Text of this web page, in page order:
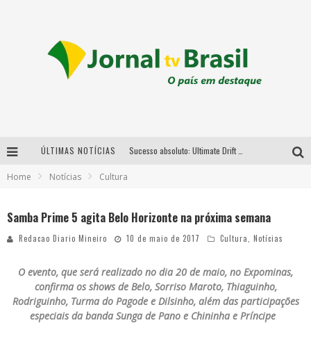
ÚLTIMAS NOTÍCIAS
Home Notícias Cultura
Samba Prime 5 agita Belo Horizonte na próxima semana
Redacao Diario Mineiro 10 de maio de 2017 Cultura Notícias
O evento, que será realizado no dia 20 de maio, no Expominas,
confirma os shows de Belo, Sorriso Maroto, Thiaguinho,
Rodriguinho, Turma do Pagode e Dilsinho, além das participações
especiais da banda Sunga de Pano e Chininha e Príncipe